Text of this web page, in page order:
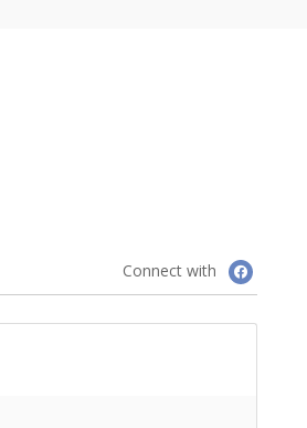
Connect with